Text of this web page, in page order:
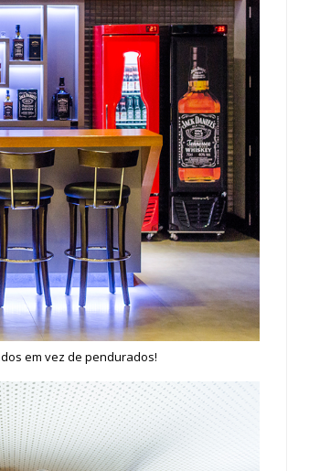
em vez de pendurados!